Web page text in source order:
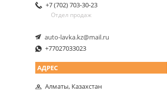
+7 (702) 703-30-23
Отдел продаж
auto-lavka.kz@mail.ru
+77027033023
Алматы, Казахстан